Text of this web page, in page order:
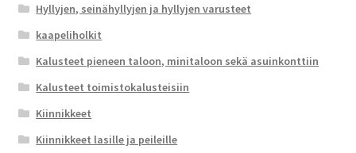
Hyllyjen, seinähyllyjen ja hyllyjen varusteet
kaapeliholkit
Kalusteet pieneen taloon, minitaloon sekä asuinkonttiin
Kalusteet toimistokalusteisiin
Kiinnikkeet
Kiinnikkeet lasille ja peileille